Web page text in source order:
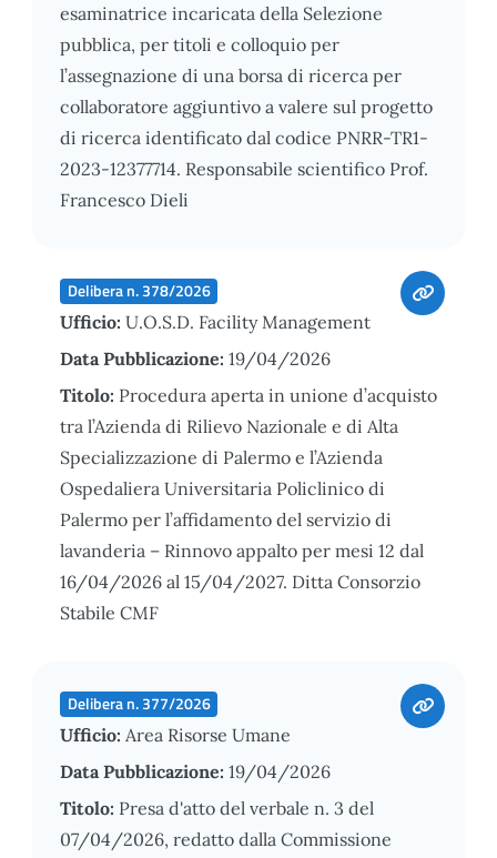
esaminatrice incaricata della Selezione
pubblica, per titoli e colloquio per
l’assegnazione di una borsa di ricerca per
collaboratore aggiuntivo a valere sul progetto
di ricerca identificato dal codice PNRR-TR1-
2023-12377714. Responsabile scientifico Prof.
Francesco Dieli
Delibera n. 378/2026
Ufficio: U.O.S.D. Facility Management
Data Pubblicazione: 19/04/2026
Titolo: Procedura aperta in unione d’acquisto
tra l’Azienda di Rilievo Nazionale e di Alta
Specializzazione di Palermo e l’Azienda
Ospedaliera Universitaria Policlinico di
Palermo per l’affidamento del servizio di
lavanderia – Rinnovo appalto per mesi 12 dal
16/04/2026 al 15/04/2027. Ditta Consorzio
Stabile CMF
Delibera n. 377/2026
Ufficio: Area Risorse Umane
Data Pubblicazione: 19/04/2026
Titolo: Presa d'atto del verbale n. 3 del
07/04/2026, redatto dalla Commissione